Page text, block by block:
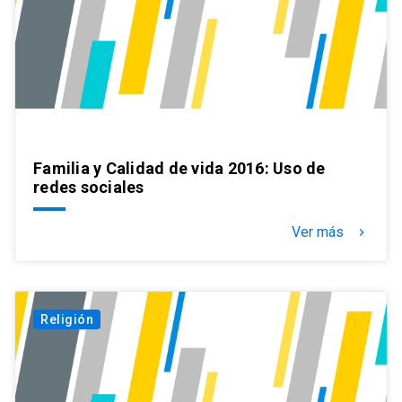
Familia y Calidad de vida 2016: Uso de
redes sociales
Ver más keyboard_arrow_right
Religión